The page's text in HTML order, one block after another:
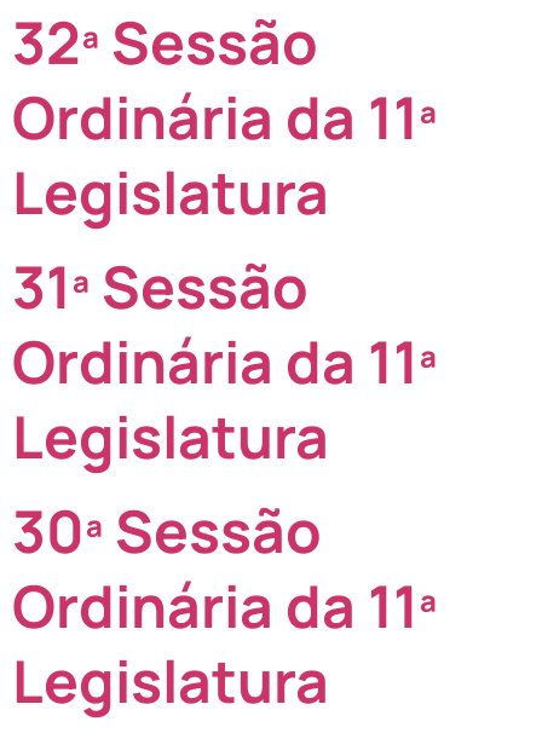
32ª Sessão
Ordinária da 11ª
Legislatura
31ª Sessão
Ordinária da 11ª
Legislatura
30ª Sessão
Ordinária da 11ª
Legislatura